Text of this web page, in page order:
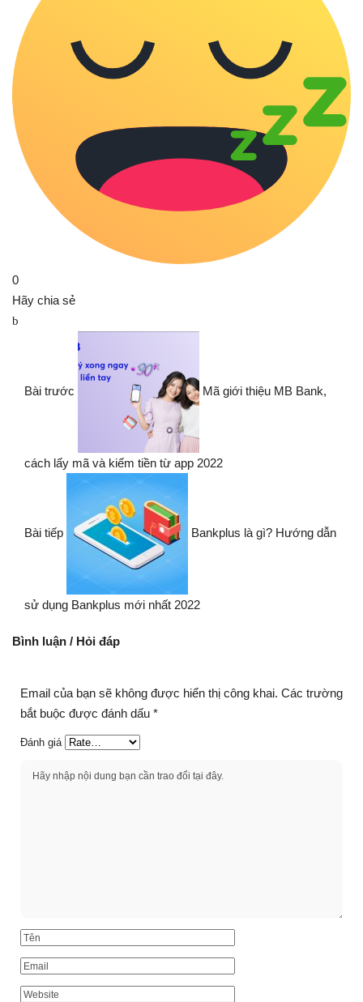
0
Hãy chia sẻ
Bài trước Mã giới thiệu MB Bank,
cách lấy mã và kiếm tiền từ app 2022
Bài tiếp Bankplus là gì? Hướng dẫn
sử dụng Bankplus mới nhất 2022
Bình luận / Hỏi đáp
Email của bạn sẽ không được hiển thị công khai. Các trường
bắt buộc được đánh dấu *
Đánh giá